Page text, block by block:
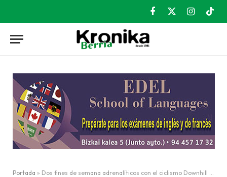
Facebook
X
Instagram
Portada » Dos fines de semana adrenalíticos con el ciclismo Downhill y Enduro